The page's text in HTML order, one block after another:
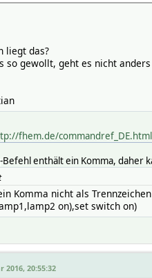
liegt das?
so gewollt, geht es nicht
fhem.de/
Befehl enthält ein Komma, daher
Komma nicht als
on),set switch on)
2016, 20:55:32